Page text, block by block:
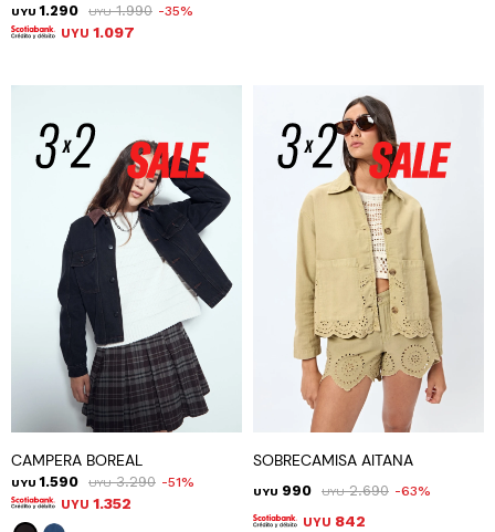
UYU 1.290 UYU 1.990 35
UYU 1.097
CAMPERA BOREAL
UYU 1.590 UYU 3.290 51
UYU 1.352
SOBRECAMISA AITANA
UYU 990 UYU 2.690 63
UYU 842